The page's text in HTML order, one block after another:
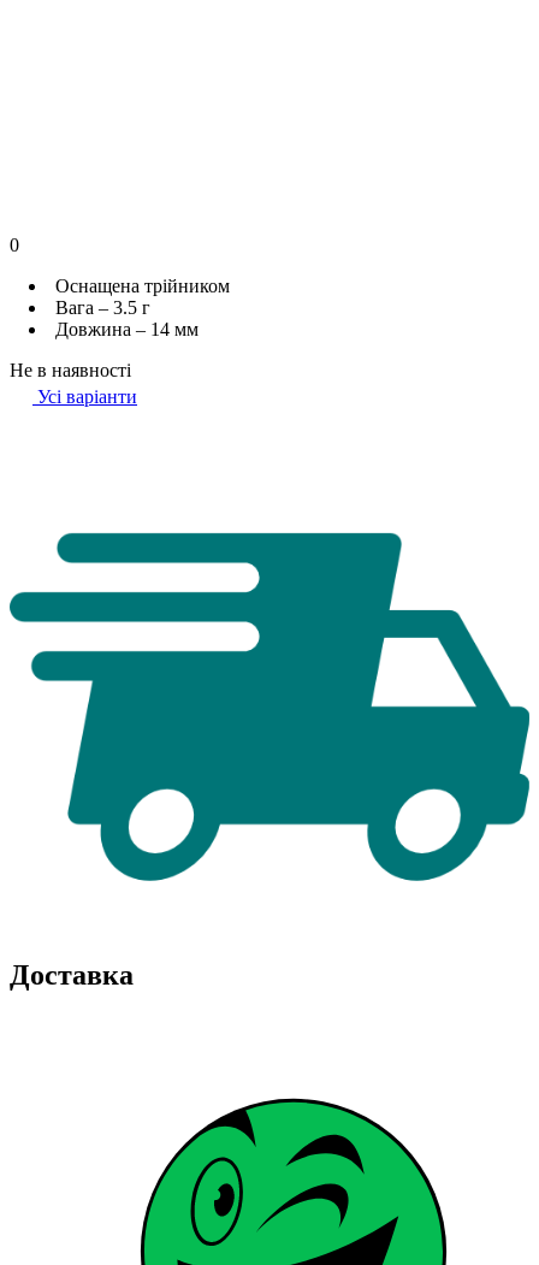
0
Оснащена трійником
Вага – 3.5 г
Довжина – 14 мм
Не в наявності
Усі варіанти
Доставка